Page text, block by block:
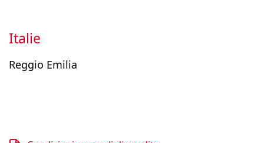
Italie
Reggio Emilia